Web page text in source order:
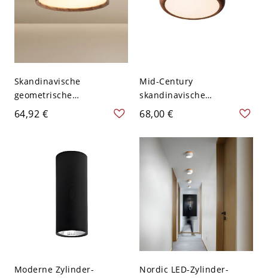
Skandinavische
geometrische
Deckenleuchte,
Metallleuchte in Holzoptik
120V 30,48 cm Dunkle
64,92 €
Mid-Century
skandinavische
Deckenleuchte mit
Walnuss-Finish, runde
LED-Leuchte mit flachem
Profil - 110V-120V 30,48
cm Weißlicht
68,00 €
Moderne Zylinder-
Nordic LED-Zylinder-